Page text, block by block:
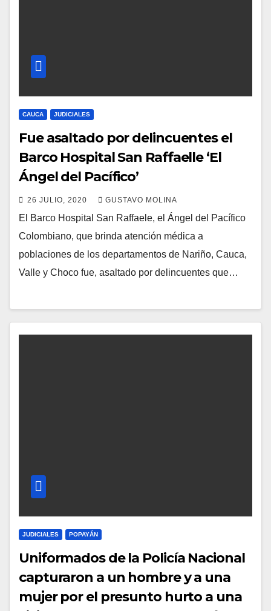
CAUCA JUDICIALES
Fue asaltado por delincuentes el
Barco Hospital San Raffaelle ‘El
Ángel del Pacífico’
26 JULIO, 2020 GUSTAVO MOLINA
El Barco Hospital San Raffaele, el Ángel del Pacífico
Colombiano, que brinda atención médica a
poblaciones de los departamentos de Nariño, Cauca,
Valle y Choco fue, asaltado por delincuentes que…
JUDICIALES POPAYÁN
Uniformados de la Policía Nacional
capturaron a un hombre y a una
mujer por el presunto hurto a una